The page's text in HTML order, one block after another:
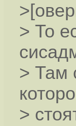
> То
> Там
>